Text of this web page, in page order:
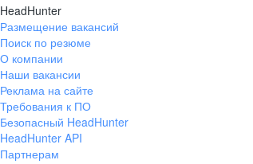
HeadHunter
Размещение вакансий
Поиск по резюме
О компании
Наши вакансии
Реклама на сайте
Требования к ПО
Безопасный HeadHunter
HeadHunter API
Партнерам